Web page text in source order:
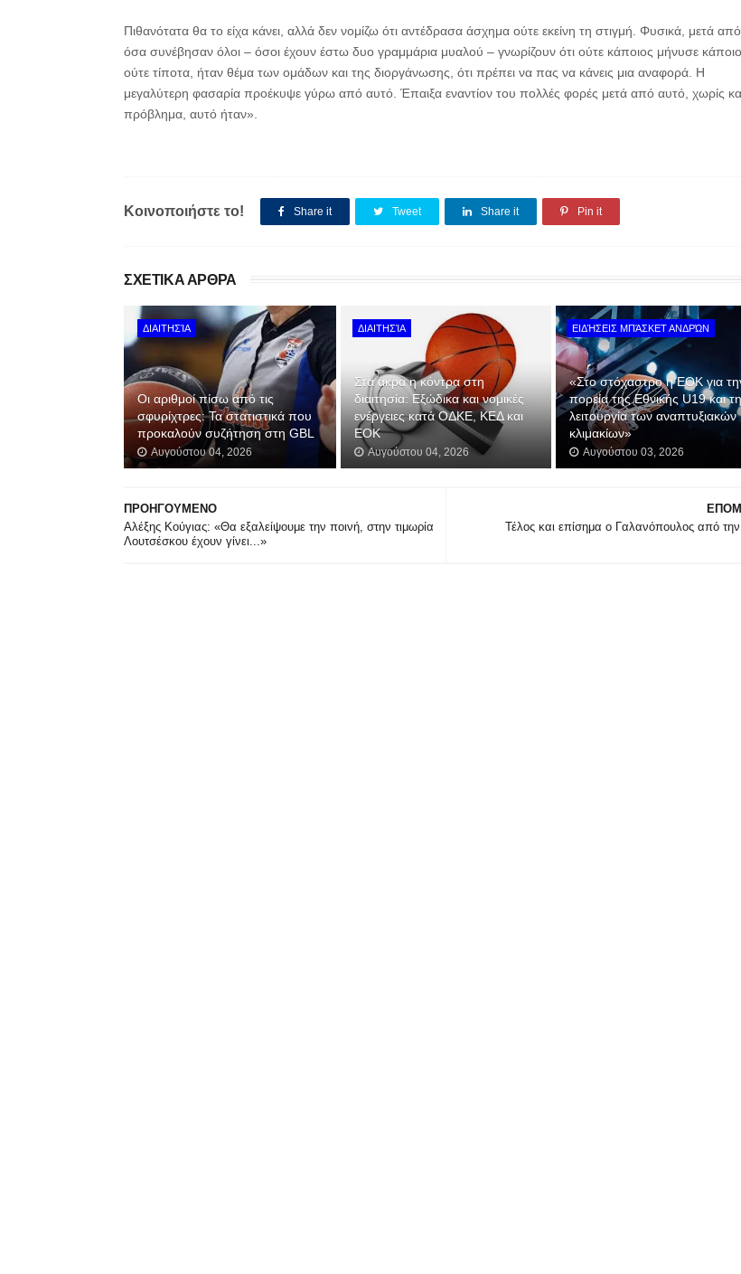
Πιθανότατα θα το είχα κάνει, αλλά δεν νομίζω ότι αντέδρασα άσχημα ούτε εκείνη τη στιγμή. Φυσικά, μετά
όσα συνέβησαν όλοι – όσοι έχουν έστω δυο γραμμάρια μυαλού – γνωρίζουν ότι ούτε κάποιος μήνυσε
ούτε τίποτα, ήταν θέμα των ομάδων και της διοργάνωσης, ότι πρέπει να πας να κάνεις μια αναφορά. Η
μεγαλύτερη φασαρία προέκυψε γύρω από αυτό. Έπαιξα εναντίον του πολλές φορές μετά από αυτό, χωρίς
πρόβλημα, αυτό ήταν».
Κοινοποιήστε το! Share it Tweet Share it Pin it
ΣΧΕΤΙΚΑ ΑΡΘΡΑ
ΔΙΑΙΤΗΣΊΑ
Οι αριθμοί πίσω από τις
σφυρίχτρες: Τα στατιστικά που
προκαλούν συζήτηση στη GBL
Αυγούστου 04, 2026
ΔΙΑΙΤΗΣΊΑ
Στα άκρα η κόντρα στη
διαιτησία: Εξώδικα και νομικές
ενέργειες κατά ΟΔΚΕ, ΚΕΔ και
ΕΟΚ
Αυγούστου 04, 2026
ΕΙΔΉΣΕΙΣ ΜΠΆΣΚΕΤ ΑΝΔΡΏΝ
«Στο στόχαστρο η ΕΟΚ για
πορεία της Εθνικής U19 και τη
λειτουργία των αναπτυξιακών
κλιμακίων»
Αυγούστου 03, 2026
Τέλος και επίσημα ο Γαλανόπουλος από
ΠΡΟΗΓΟΥΜΕΝΟ
Αλέξης Κούγιας: «Θα εξαλείψουμε την ποινή, στην τιμωρία
Λουτσέσκου έχουν γίνει...»